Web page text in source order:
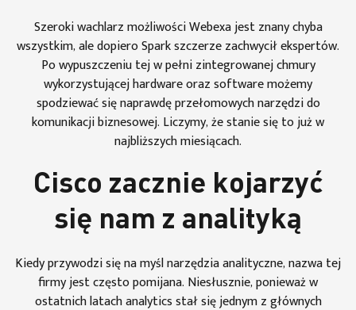
Szeroki wachlarz możliwości Webexa jest znany chyba
wszystkim, ale dopiero Spark szczerze zachwycił ekspertów.
Po wypuszczeniu tej w pełni zintegrowanej chmury
wykorzystującej hardware oraz software możemy
spodziewać się naprawdę przełomowych narzędzi do
komunikacji biznesowej. Liczymy, że stanie się to już w
najbliższych miesiącach.
Cisco zacznie kojarzyć
się nam z analityką
Kiedy przywodzi się na myśl narzędzia analityczne, nazwa tej
firmy jest często pomijana. Niesłusznie, ponieważ w
ostatnich latach analytics stał się jednym z głównych